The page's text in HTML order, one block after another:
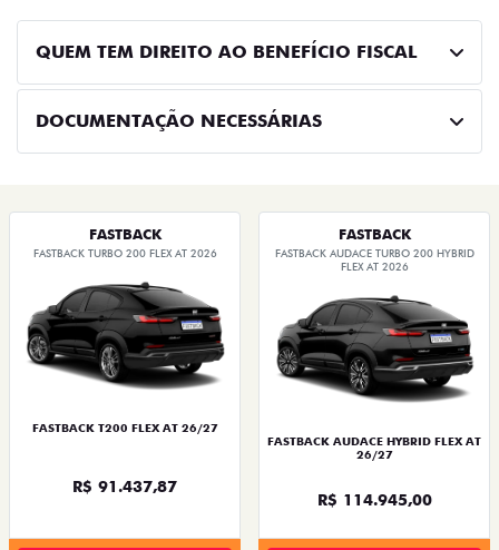
QUEM TEM DIREITO AO BENEFÍCIO FISCAL
DOCUMENTAÇÃO NECESSÁRIAS
FASTBACK
FASTBACK TURBO 200 FLEX AT 2026
FASTBACK T200 FLEX AT 26/27
R$ 91.437,87
FASTBACK
FASTBACK AUDACE TURBO 200 HYBRID
FLEX AT 2026
FASTBACK AUDACE HYBRID FLEX AT
26/27
R$ 114.945,00